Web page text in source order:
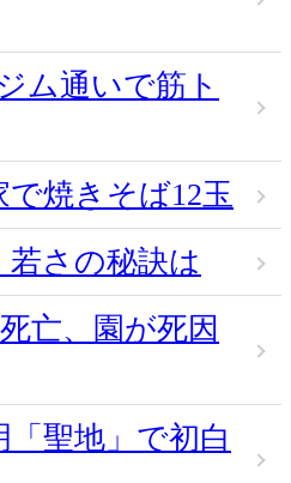
ム通いで筋ト
で焼きそば12玉
若さの秘訣は
亡、園が死因
聖地」で初白